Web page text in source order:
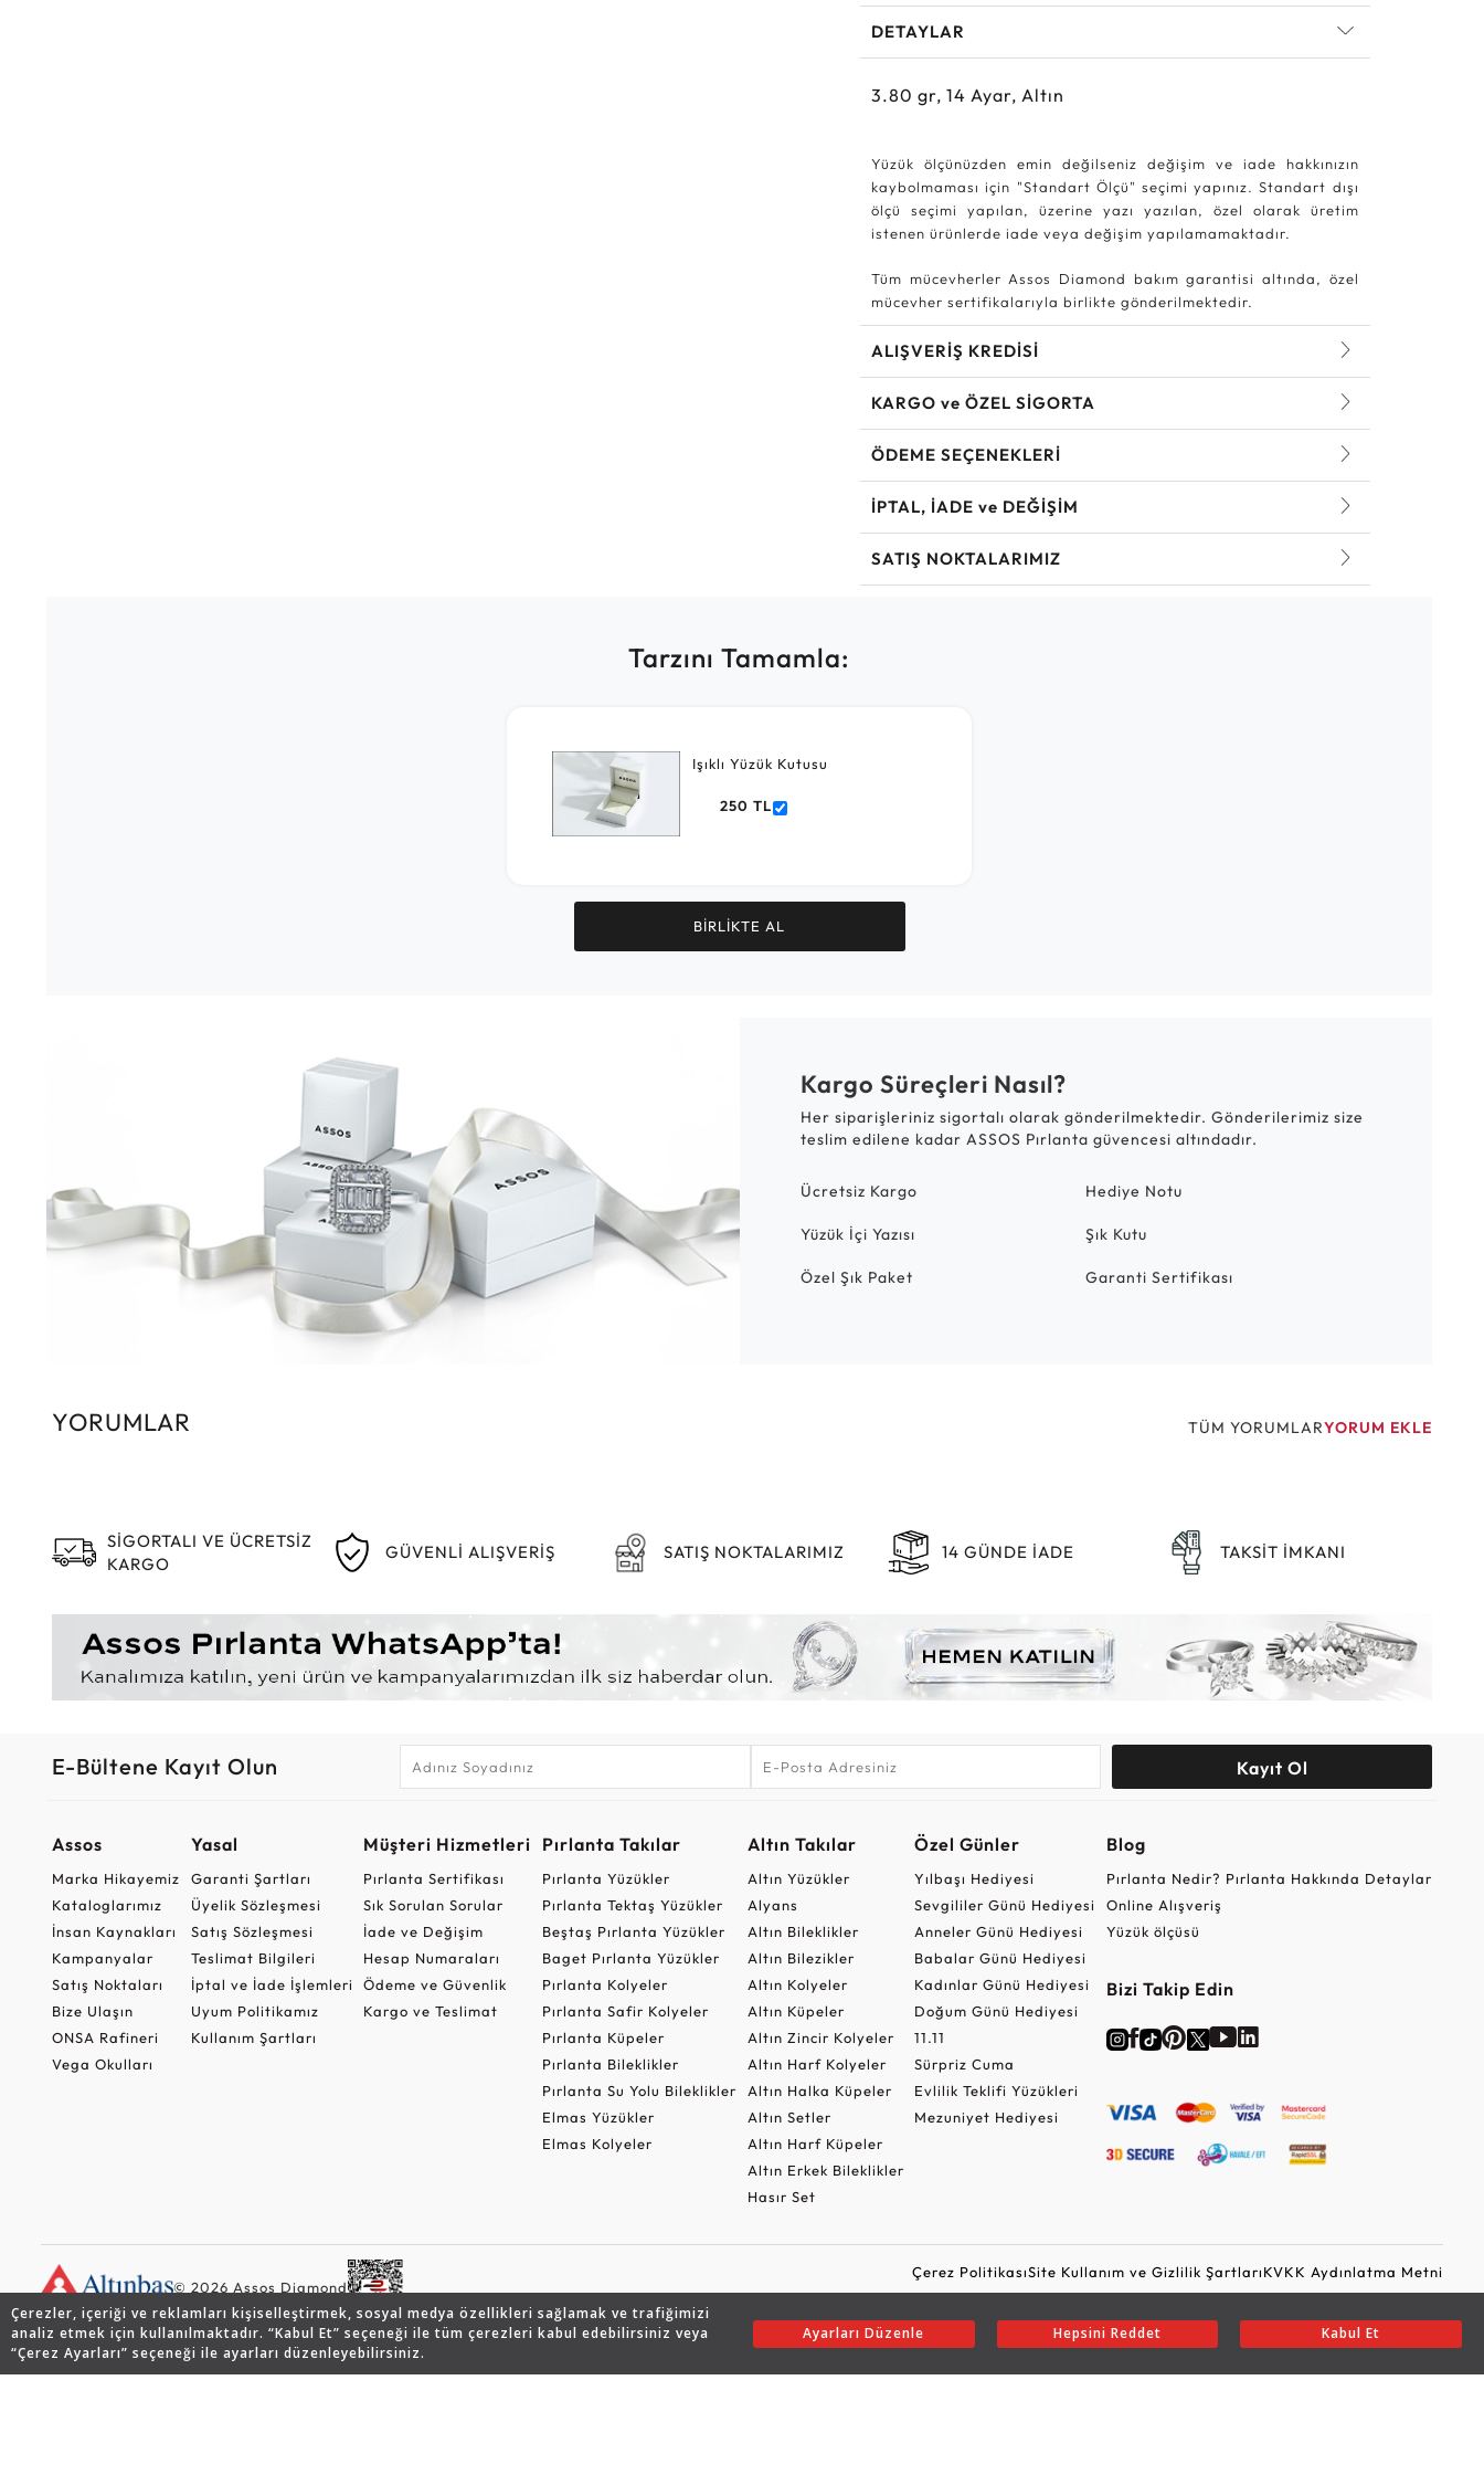
Çerezler, içeriği ve reklamları kişiselleştirmek, sosyal medya özellikleri sağlamak ve trafiğimizi
analiz etmek için kullanılmaktadır. “Kabul Et” seçeneği ile tüm çerezleri kabul edebilirsiniz veya
“Çerez Ayarları” seçeneği ile ayarları düzenleyebilirsiniz.
Ayarları Düzenle Hepsini Reddet Kabul Et
DETAYLAR
3.80gr,14Ayar, Altın
Yüzük ölçünüzden emin değilseniz değişim ve iade hakkınızın
kaybolmaması için "Standart Ölçü" seçimi yapınız. Standart dışı
ölçü seçimi yapılan, üzerine yazı yazılan, özel olarak üretim
istenen ürünlerde iade veya değişim yapılamamaktadır.
Tüm mücevherler Assos Diamond bakım garantisi altında, özel
mücevher sertifikalarıyla birlikte gönderilmektedir.
ALIŞVERİŞ KREDİSİ
KARGO ve ÖZEL SİGORTA
ÖDEME SEÇENEKLERİ
İPTAL, İADE ve DEĞİŞİM
SATIŞ NOKTALARIMIZ
Tarzını Tamamla:
Işıklı Yüzük Kutusu
250 TL
BİRLİKTE AL
Kargo Süreçleri Nasıl?
Her siparişleriniz sigortalı olarak gönderilmektedir. Gönderilerimiz size
teslim edilene kadar ASSOS Pırlanta güvencesi altındadır.
Ücretsiz Kargo Hediye Notu
Yüzük İçi Yazısı Şık Kutu
Özel Şık Paket Garanti Sertifikası
YORUMLAR TÜM YORUMLARYORUM EKLE
SİGORTALI VE ÜCRETSİZ
KARGO
GÜVENLİ ALIŞVERİŞ SATIŞ NOKTALARIMIZ 14 GÜNDE İADE TAKSİT İMKANI
E-Bültene Kayıt Olun Kayıt Ol
Assos
Marka Hikayemiz
Kataloglarımız
İnsan Kaynakları
Kampanyalar
Satış Noktaları
Bize Ulaşın
ONSA Rafineri
Vega Okulları
Yasal
Garanti Şartları
Üyelik Sözleşmesi
Satış Sözleşmesi
Teslimat Bilgileri
İptal ve İade İşlemleri
Uyum Politikamız
Kullanım Şartları
Müşteri Hizmetleri
Pırlanta Sertifikası
Sık Sorulan Sorular
İade ve Değişim
Hesap Numaraları
Ödeme ve Güvenlik
Kargo ve Teslimat
Pırlanta Takılar
Pırlanta Yüzükler
Pırlanta Tektaş Yüzükler
Beştaş Pırlanta Yüzükler
Baget Pırlanta Yüzükler
Pırlanta Kolyeler
Pırlanta Safir Kolyeler
Pırlanta Küpeler
Pırlanta Bileklikler
Pırlanta Su Yolu Bileklikler
Elmas Yüzükler
Elmas Kolyeler
Altın Takılar
Altın Yüzükler
Alyans
Altın Bileklikler
Altın Bilezikler
Altın Kolyeler
Altın Küpeler
Altın Zincir Kolyeler
Altın Harf Kolyeler
Altın Halka Küpeler
Altın Setler
Altın Harf Küpeler
Altın Erkek Bileklikler
Hasır Set
Özel Günler
Yılbaşı Hediyesi
Sevgililer Günü Hediyesi
Anneler Günü Hediyesi
Babalar Günü Hediyesi
Kadınlar Günü Hediyesi
Doğum Günü Hediyesi
11.11
Sürpriz Cuma
Evlilik Teklifi Yüzükleri
Mezuniyet Hediyesi
Blog
Pırlanta Nedir? Pırlanta Hakkında Detaylar
Online Alışveriş
Yüzük ölçüsü
Bizi Takip Edin
© 2026 Assos Diamond
Çerez PolitikasıSite Kullanım ve Gizlilik ŞartlarıKVKK Aydınlatma Metni